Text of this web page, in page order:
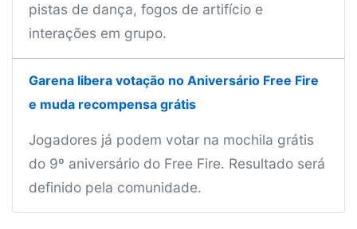
pistas de dança, fogos de artifício e
interações em grupo.
Garena libera votação no Aniversário Free Fire
e muda recompensa grátis
Jogadores já podem votar na mochila grátis
do 9º aniversário do Free Fire. Resultado será
definido pela comunidade.